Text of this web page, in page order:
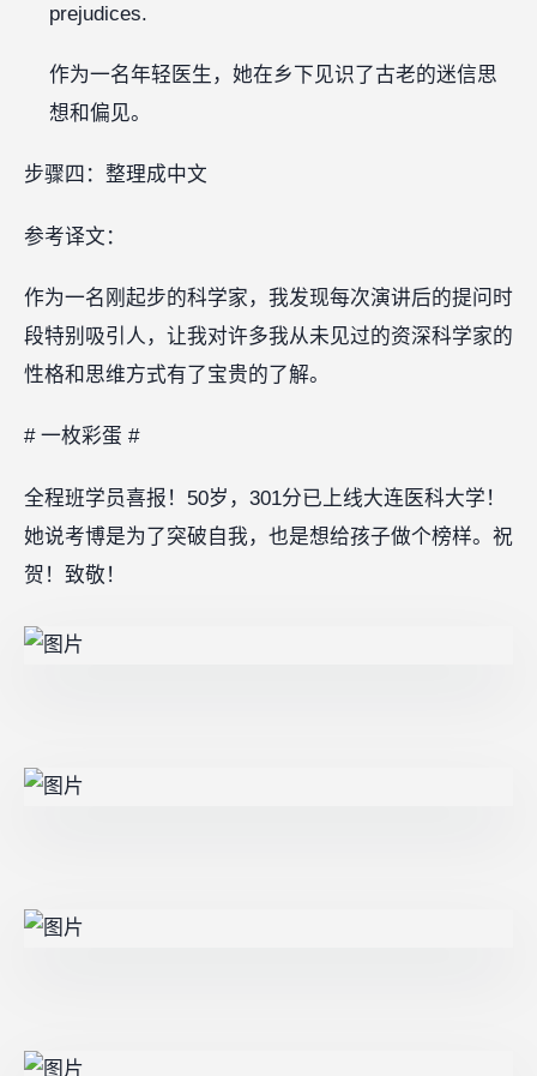
prejudices.
作为一名年轻医生，她在乡下见识了古老的迷信思
想和偏见。
步骤四：整理成中文
参考译文：
作为一名刚起步的科学家，我发现每次演讲后的提问时
段特别吸引人，让我对许多我从未见过的资深科学家的
性格和思维方式有了宝贵的了解。
# 一枚彩蛋 #
全程班学员喜报！50岁，301分已上线大连医科大学！
她说考博是为了突破自我，也是想给孩子做个榜样。祝
贺！致敬！